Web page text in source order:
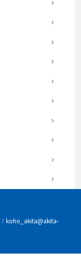
koho_akita@akita-